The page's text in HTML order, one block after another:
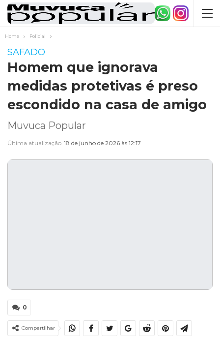
Home Policial
SAFADO
Homem que ignorava
medidas protetivas é preso
escondido na casa de amigo
Muvuca Popular
Última atualização 18 de junho de 2026 às 12:17
0
Compartilhar